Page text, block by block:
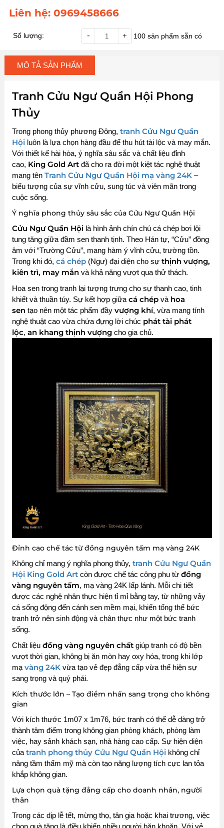
Liên hệ: 0969458666
Số lượng: +
- 100 sản phẩm sẵn có
MÔ TẢ SẢN PHẨM
Tranh Cửu Ngư Quần Hội Phong
Thủy
Trong phong thủy phương Đông, tranh Cửu Ngư Quần
Hội luôn là lựa chọn hàng đầu để thu hút tài lộc và may mắn.
Với thiết kế hài hòa, ý nghĩa sâu sắc và chất liệu đỉnh
cao, King Gold Art đã cho ra đời một kiệt tác nghệ thuật
mang tên Tranh Cửu Ngư Quần Hội mạ vàng 24K –
biểu tượng của sự vĩnh cửu, sung túc và viên mãn trong
cuộc sống.
Ý nghĩa phong thủy sâu sắc của Cửu Ngư Quần Hội
Cửu Ngư Quần Hội là hình ảnh chín chú cá chép bơi lội
tung tăng giữa đầm sen thanh tịnh. Theo Hán tự, “Cửu” đồng
âm với “Trường Cửu”, mang hàm ý vĩnh cửu, trường tồn.
Trong khi đó, cá chép (Ngư) đại diện cho sự thịnh vượng,
kiên trì, may mắn và khả năng vượt qua thử thách.
Hoa sen trong tranh lại tượng trưng cho sự thanh cao, tinh
khiết và thuần túy. Sự kết hợp giữa cá chép và hoa
sen tạo nên một tác phẩm đầy vượng khí, vừa mang tính
nghệ thuật cao vừa chứa đựng lời chúc phát tài phát
lộc, an khang thịnh vượng cho gia chủ.
Đỉnh cao chế tác từ đồng nguyên tấm mạ vàng 24K
Không chỉ mang ý nghĩa phong thủy, tranh Cửu Ngư Quần
Hội King Gold Art còn được chế tác công phu từ đồng
vàng nguyên tấm, mạ vàng 24K lấp lánh. Mỗi chi tiết
được các nghệ nhân thực hiện tỉ mỉ bằng tay, từ những vảy
cá sống động đến cánh sen mềm mại, khiến tổng thể bức
tranh trở nên sinh động và chân thực như một bức tranh
sống.
Chất liệu đồng vàng nguyên chất giúp tranh có độ bền
vượt thời gian, không bị ăn mòn hay oxy hóa, trong khi lớp
mạ vàng 24K vừa tạo vẻ đẹp đẳng cấp vừa thể hiện sự
sang trọng và quý phái.
Kích thước lớn – Tạo điểm nhấn sang trọng cho không
gian
Với kích thước 1m07 x 1m76, bức tranh có thể dễ dàng trở
thành tâm điểm trong không gian phòng khách, phòng làm
việc, hay sảnh khách sạn, nhà hàng cao cấp. Sự hiện diện
của tranh phong thủy Cửu Ngư Quần Hội không chỉ
nâng tầm thẩm mỹ mà còn tạo năng lượng tích cực lan tỏa
khắp không gian.
Lựa chọn quà tặng đẳng cấp cho doanh nhân, người
thân
Trong các dịp lễ tết, mừng thọ, tân gia hoặc khai trương, việc
chọn quà tặng là điều khiến nhiều người băn khoăn. Với vẻ